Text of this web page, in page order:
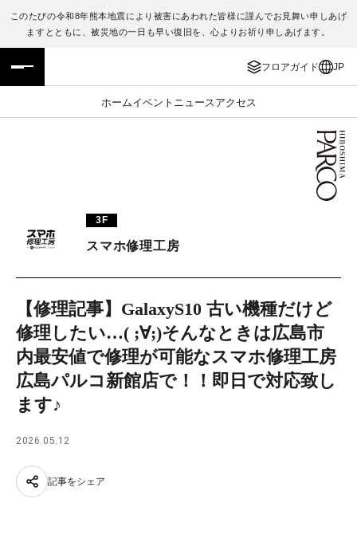
このたびの令和8年熊本地震により被害にあわれた皆様に謹んでお見舞い申しあげ
ますとともに、被災地の一日も早い復旧を、心よりお祈り申しあげます。
フロアガイド JP
ホームイベント ニュース アクセス
フロアガイド
施設案内・アクセス
TAX FREE
JP
ENGLISH
繁体字
日本語
3F
スマホ修理工房
【修理記事】GalaxyS10 古い機種だけど
修理したい…( ;∀;)そんなときは広島市
内最安値で修理が可能なスマホ修理工房
広島パルコ新館店で！！即日で対応致し
ます♪
2026.05.12
記事をシェア